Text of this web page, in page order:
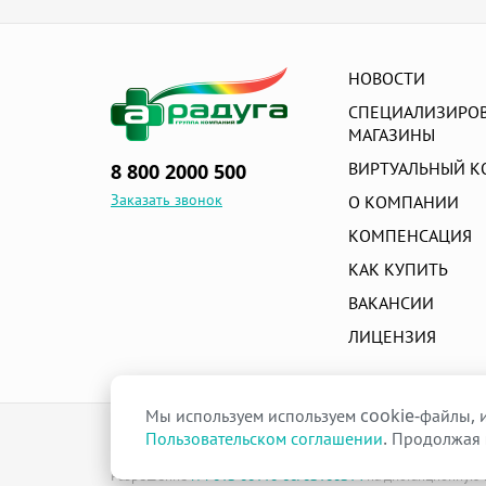
Противопролежневые товары
Спортивная медицина
Товары для комфортной среды
8 800 2000 500
Заказать звонок
НОВОСТИ
МАГАЗИНЫ
ВИРТУАЛЬНЫЙ
О КОМПАНИИ
КОМПЕНСАЦИЯ
КАК КУПИТЬ
ВАКАНСИИ
ЛИЦЕНЗИЯ
raduga-ural.ru ©
Группа компаний Радуга
Разрешение№Р013-00110-66/03100314на дистанционную
Мы используем используем cookie-файлы,
Пользовательском соглашении. Продолжая